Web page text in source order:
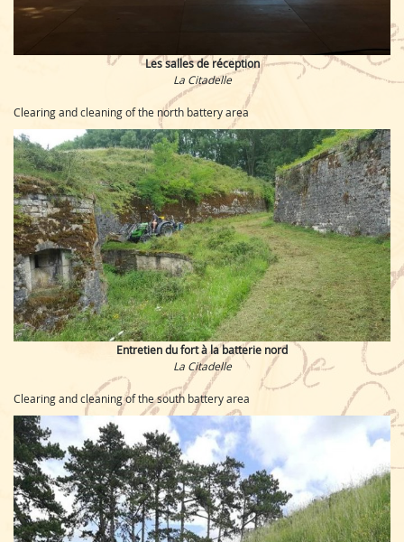
Les salles de réception
La Citadelle
Clearing and cleaning of the north battery area
Entretien du fort à la batterie nord
La Citadelle
Clearing and cleaning of the south battery area